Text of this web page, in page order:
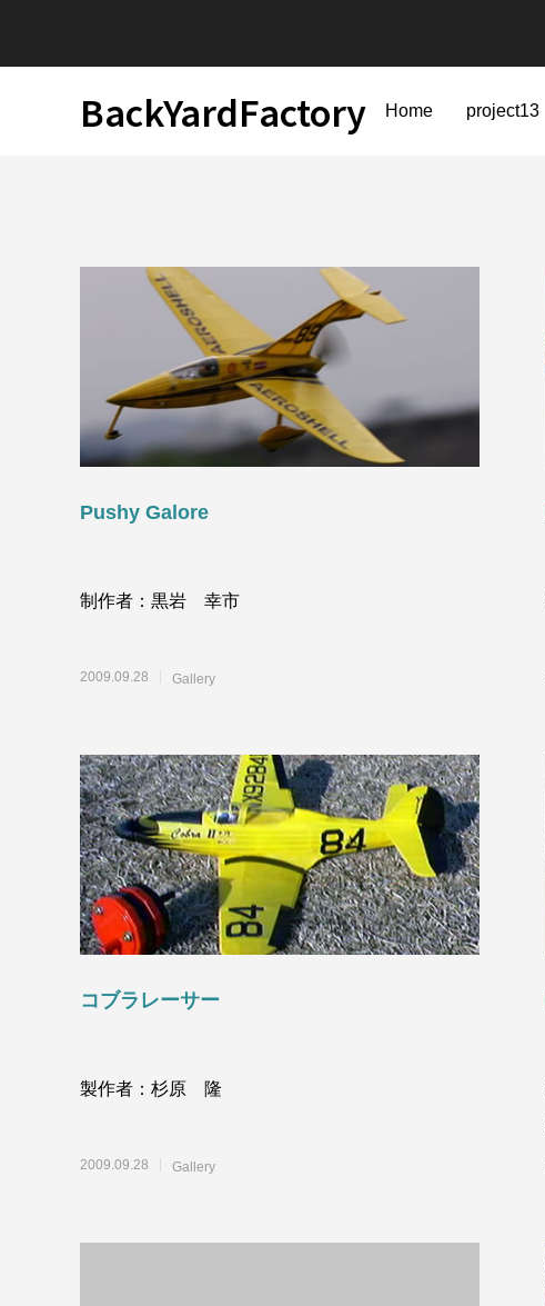
BackYardFactory Home project13
Pushy Galore
制作者：黒岩 幸市
2009.09.28 Gallery
コブラレーサー
製作者：杉原 隆
2009.09.28 Gallery